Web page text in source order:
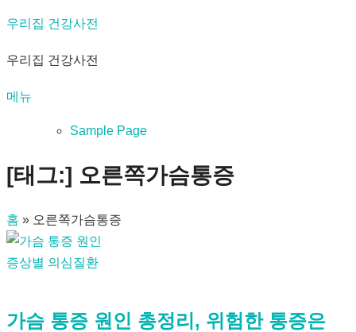
내
으
기
우리집 건강사전
우리집 건강사전
메뉴
Sample Page
[태그:] 오른쪽가슴통증
홈 » 오른쪽가슴통증
증상별 의심질환
가슴 통증 원인 총정리, 위험한 통증은